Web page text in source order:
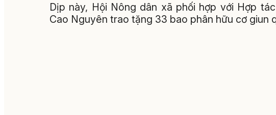
Dịp này, Hội Nông dân xã phối hợp với Hợp
Cao Nguyên trao tặng 33 bao phân hữu cơ giun